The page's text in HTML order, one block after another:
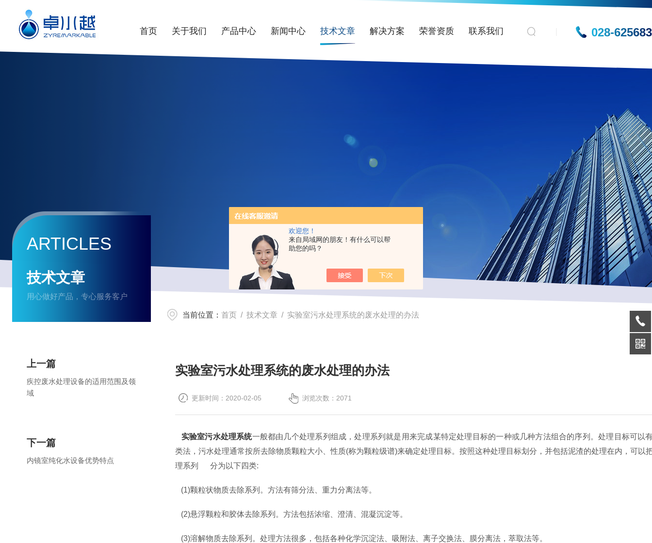
欢迎您！
来自局域网的朋友！有什么可以帮
助您的吗？
028-
首页 关于我们 产品中心 新闻中心 技术文章 解决方案 荣誉资质 联系我们
ARTICLES
技术文章
用心做好产品，专心服务客户
当前位置： 首页 / 技术文章 / 实验室污水处理系统的废水处理的办法
实验室污水处理系统的废水处理的办法
更新时间：2020-02-05 浏览次数：2071
实验室污水处理系统一般都由几个处理系列组成，处理系列就是用来完成某特定处理目标的一种或几种方法组合的序列。处理目标可以
类法，污水处理通常按所去除物质颗粒大小、性质(称为颗粒级谱)来确定处理目标。按照这种处理目标划分，并包括泥渣的处理在内，可以
理系列 分为以下四类:
(1)颗粒状物质去除系列。方法有筛分法、重力分离法等。
(2)悬浮颗粒和胶体去除系列。方法包括浓缩、澄清、混凝沉淀等。
(3)溶解物质去除系列。处理方法很多，包括各种化学沉淀法、吸附法、离子交换法、膜分离法，萃取法等。
上一篇
疾控废水处理设备的适用范围及领
域
下一篇
内镜室纯化水设备优势特点